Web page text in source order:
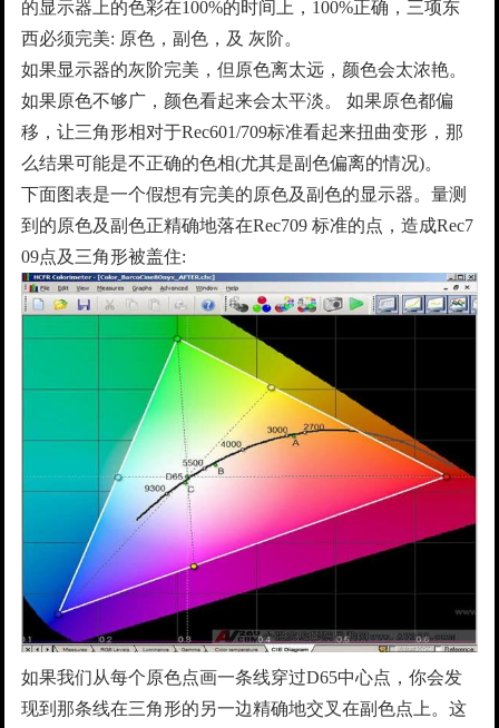
的显示器上的色彩在100%的时间上，100%正确，三项东
西必须完美: 原色，副色，及 灰阶。
如果显示器的灰阶完美，但原色离太远，颜色会太浓艳。
如果原色不够广，颜色看起来会太平淡。 如果原色都偏
移，让三角形相对于Rec601/709标准看起来扭曲变形，那
么结果可能是不正确的色相(尤其是副色偏离的情况)。
下面图表是一个假想有完美的原色及副色的显示器。量测
到的原色及副色正精确地落在Rec709 标准的点，造成Rec7
09点及三角形被盖住:
如果我们从每个原色点画一条线穿过D65中心点，你会发
现到那条线在三角形的另一边精确地交叉在副色点上。这